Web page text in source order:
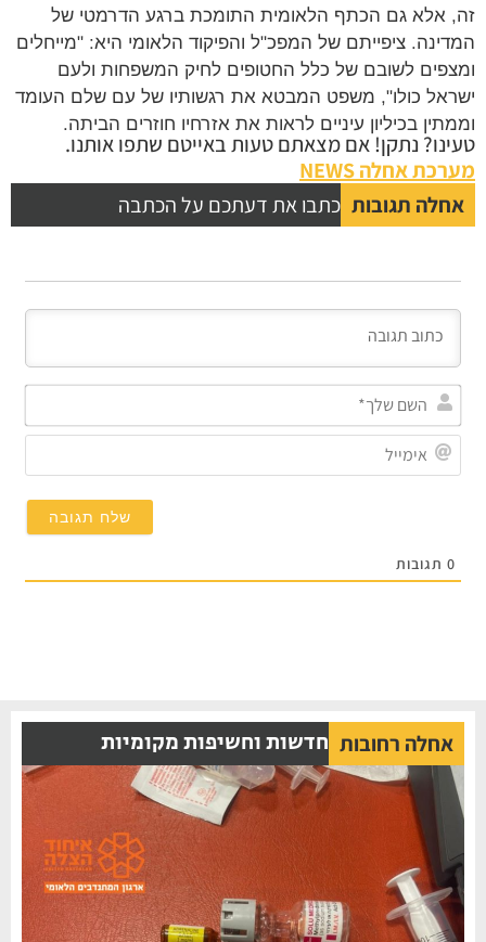
זה, אלא גם הכתף הלאומית התומכת ברגע הדרמטי של
המדינה. ציפייתם של המפכ"ל והפיקוד הלאומי היא: "מייחלים
ומצפים לשובם של כלל החטופים לחיק המשפחות ולעם
ישראל כולו", משפט המבטא את רגשותיו של עם שלם העומד
וממתין בכיליון עיניים לראות את אזרחיו חוזרים הביתה.
טעינו? נתקן! אם מצאתם טעות באייטם שתפו אותנו.
מערכת אחלה NEWS
אחלה תגובות כתבו את דעתכם על הכתבה
0תגובות
אחלה רחובות חדשות וחשיפות מקומיות